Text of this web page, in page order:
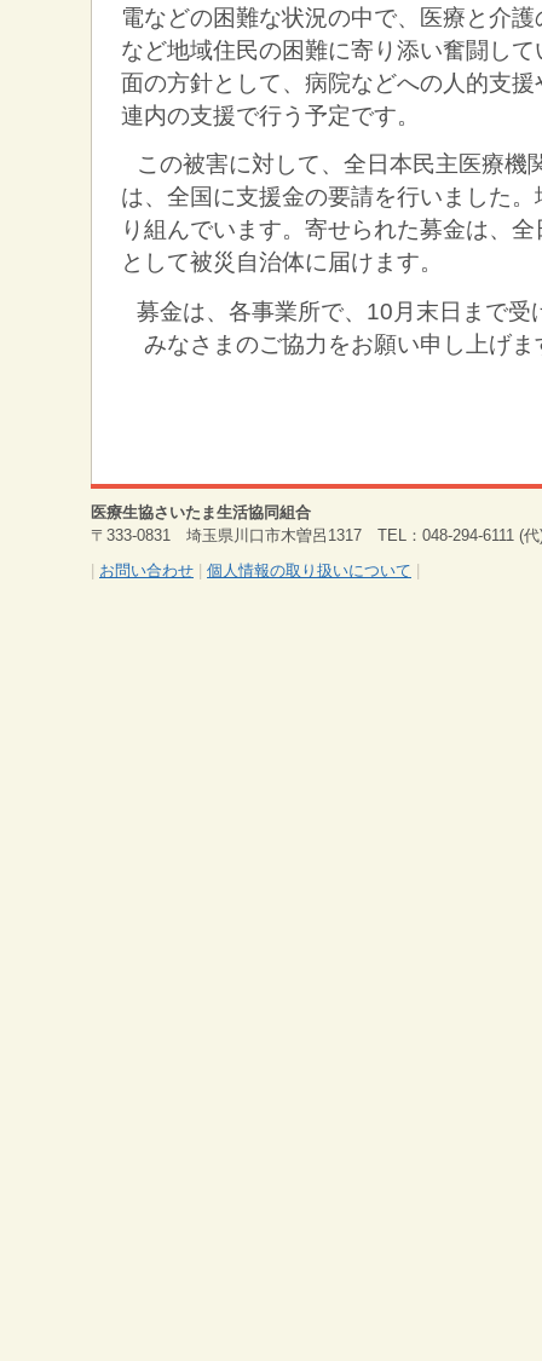
電などの困難な状況の中で、医療と介
など地域住民の困難に寄り添い奮闘し
面の方針として、病院などへの人的支
連内の支援で行う予定です。
この被害に対して、全日本民主医療機
は、全国に支援金の要請を行いました
り組んでいます。寄せられた募金は、
として被災自治体に届けます。
募金は、各事業所で、10月末日まで受
みなさまのご協力をお願い申し上げま
医療生協さいたま生活協同組合
〒333-0831 埼玉県川口市木曽呂1317 TEL：048-294-6111 (
| お問い合わせ | 個人情報の取り扱いについて |